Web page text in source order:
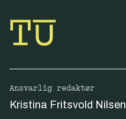
Ansvarlig redaktør
Kristina Fritsvold Nilsen